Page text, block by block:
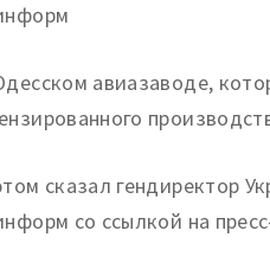
авиазаводе,
сказал гендиректор
со ссылкой на